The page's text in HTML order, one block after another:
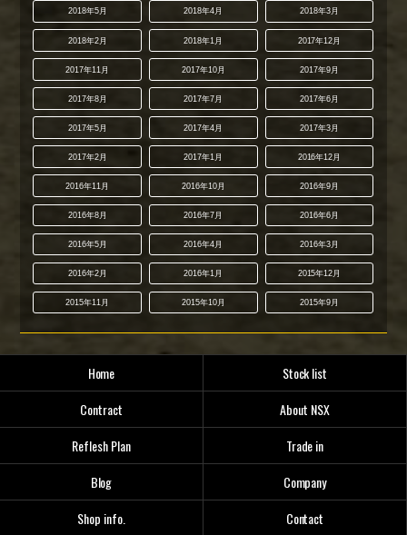
2018年5月 2018年4月 2018年3月
2018年2月 2018年1月 2017年12月
2017年11月 2017年10月 2017年9月
2017年8月 2017年7月 2017年6月
2017年5月 2017年4月 2017年3月
2017年2月 2017年1月 2016年12月
2016年11月 2016年10月 2016年9月
2016年8月 2016年7月 2016年6月
2016年5月 2016年4月 2016年3月
2016年2月 2016年1月 2015年12月
2015年11月 2015年10月 2015年9月
Home
Stock list
Contract
About NSX
Reflesh Plan
Trade in
Blog
Company
Shop info.
Contact